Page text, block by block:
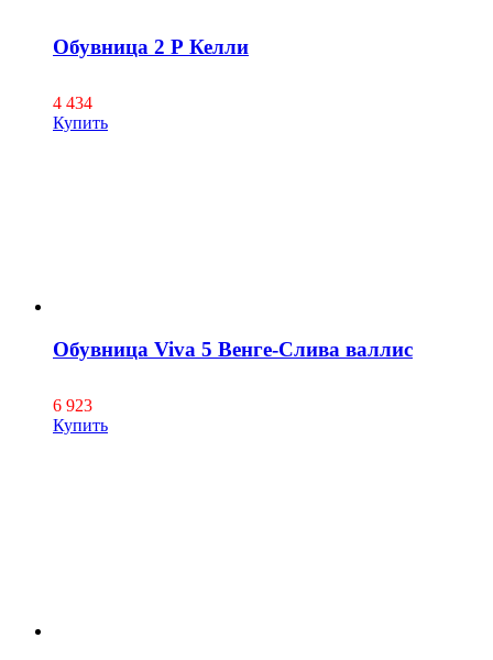
Обувница 2 Р Келли
4 434
Купить
Обувница Viva 5 Венге-Слива валлис
6 923
Купить